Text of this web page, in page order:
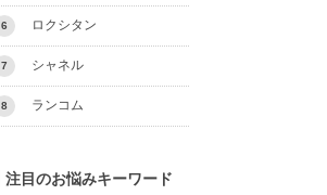
6 ロクシタン
7 シャネル
8 ランコム
注目のお悩みキーワード